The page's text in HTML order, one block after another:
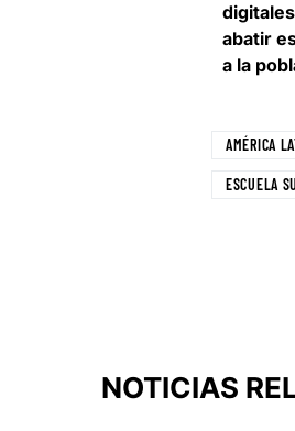
abatir
a la
AMÉRICA
ESCUELA
NOTICIAS